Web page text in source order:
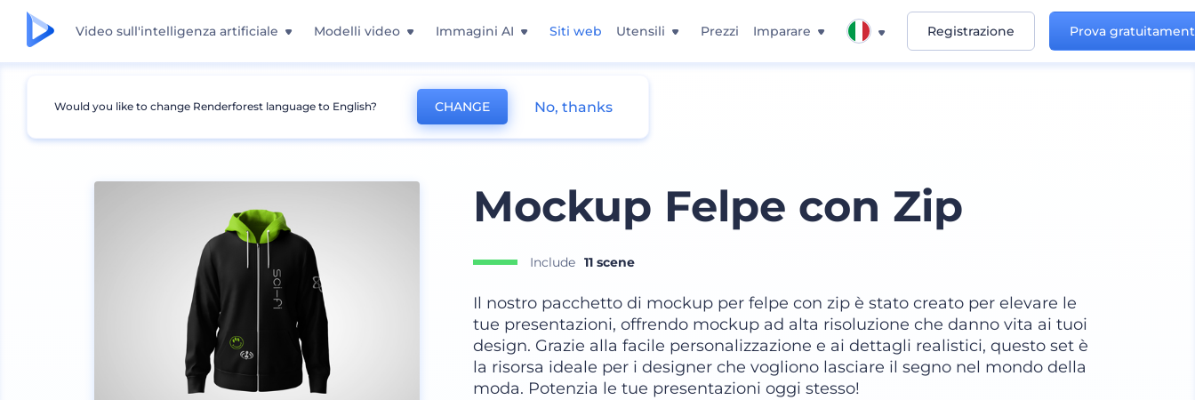
Video sull'intelligenza artificiale Modelli video Immagini AI Siti web Utensili Prezzi Imparare Registrazione Prova
Mockup Abbigliamento Mockup felpa
Mockup Felpe con Zip
Include 11 scene
Il nostro pacchetto di mockup per felpe con zip è stato creato per elevare le
tue presentazioni, offrendo mockup ad alta risoluzione che danno vita ai tuoi
design. Grazie alla facile personalizzazione e ai dettagli realistici, questo set è
la risorsa ideale per i designer che vogliono lasciare il segno nel mondo della
moda. Potenzia le tue presentazioni oggi stesso!
Would you like to change Renderforest language to English? CHANGE No, thanks